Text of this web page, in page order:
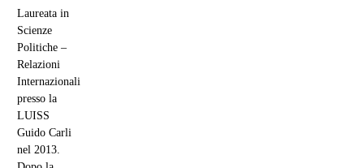
Laureata in
Scienze
Politiche –
Relazioni
Internazionali
presso la
LUISS
Guido Carli
nel 2013.